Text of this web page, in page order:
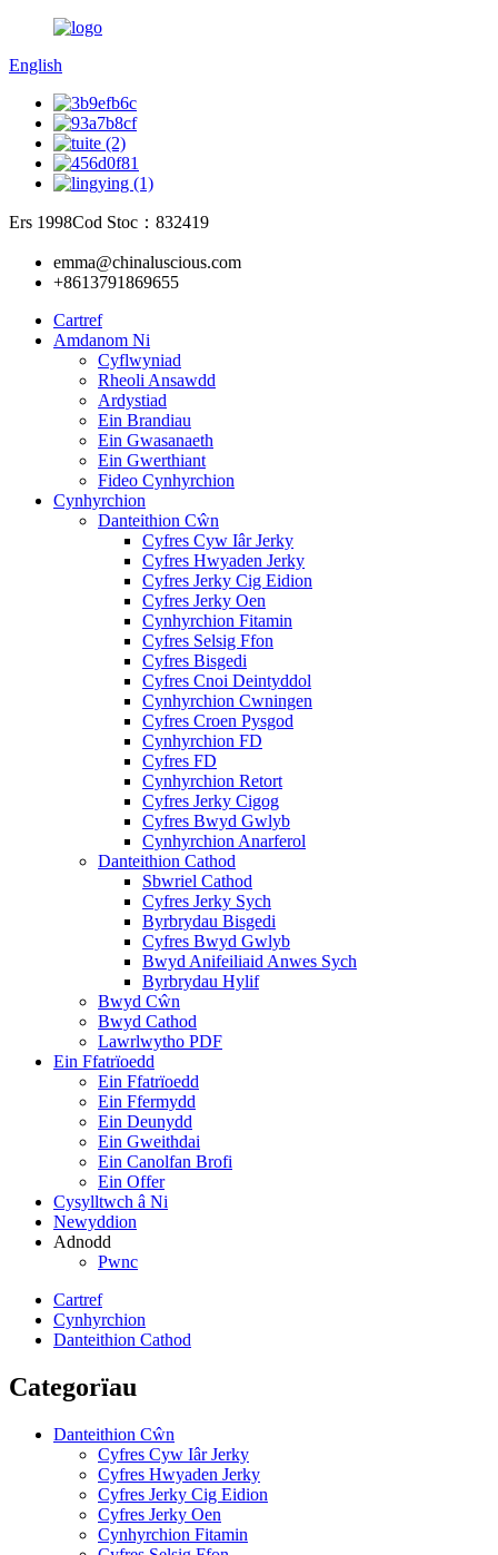
English
Ers 1998Cod Stoc：832419
emma@chinaluscious.com
+8613791869655
Cartref
Amdanom Ni
Cyflwyniad
Rheoli Ansawdd
Ardystiad
Ein Brandiau
Ein Gwasanaeth
Ein Gwerthiant
Fideo Cynhyrchion
Cynhyrchion
Danteithion Cŵn
Cyfres Cyw Iâr Jerky
Cyfres Hwyaden Jerky
Cyfres Jerky Cig Eidion
Cyfres Jerky Oen
Cynhyrchion Fitamin
Cyfres Selsig Ffon
Cyfres Bisgedi
Cyfres Cnoi Deintyddol
Cynhyrchion Cwningen
Cyfres Croen Pysgod
Cynhyrchion FD
Cyfres FD
Cynhyrchion Retort
Cyfres Jerky Cigog
Cyfres Bwyd Gwlyb
Cynhyrchion Anarferol
Danteithion Cathod
Sbwriel Cathod
Cyfres Jerky Sych
Byrbrydau Bisgedi
Cyfres Bwyd Gwlyb
Bwyd Anifeiliaid Anwes Sych
Byrbrydau Hylif
Bwyd Cŵn
Bwyd Cathod
Lawrlwytho PDF
Ein Ffatrïoedd
Ein Ffatrïoedd
Ein Ffermydd
Ein Deunydd
Ein Gweithdai
Ein Canolfan Brofi
Ein Offer
Cysylltwch â Ni
Newyddion
Adnodd
Pwnc
Cartref
Cynhyrchion
Danteithion Cathod
Categorïau
Danteithion Cŵn
Cyfres Cyw Iâr Jerky
Cyfres Hwyaden Jerky
Cyfres Jerky Cig Eidion
Cyfres Jerky Oen
Cynhyrchion Fitamin